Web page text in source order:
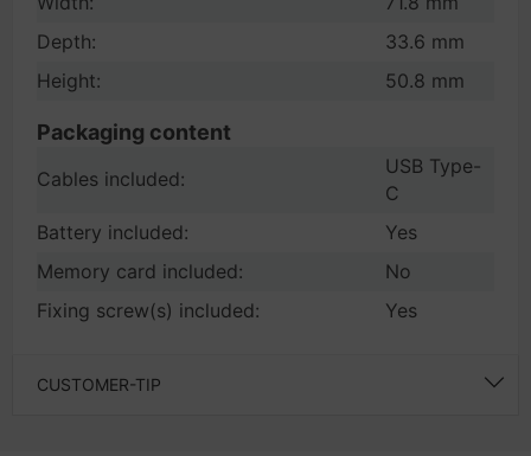
Depth:
33.6 mm
Height:
50.8 mm
Packaging content
Cables included:
USB Type-
C
Battery included:
Yes
Memory card included:
No
Fixing screw(s) included:
Yes
CUSTOMER-TIP